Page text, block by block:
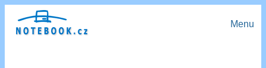
Menu